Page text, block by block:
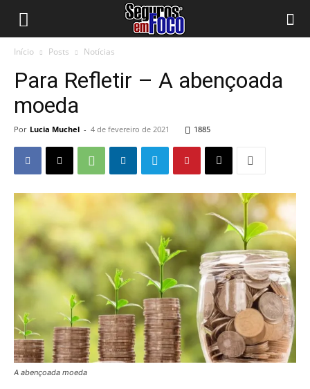
Início Posts Notícias
Para Refletir – A abençoada
moeda
Por Lucia Muchel - 4 de fevereiro de 2021 1885
A abençoada moeda